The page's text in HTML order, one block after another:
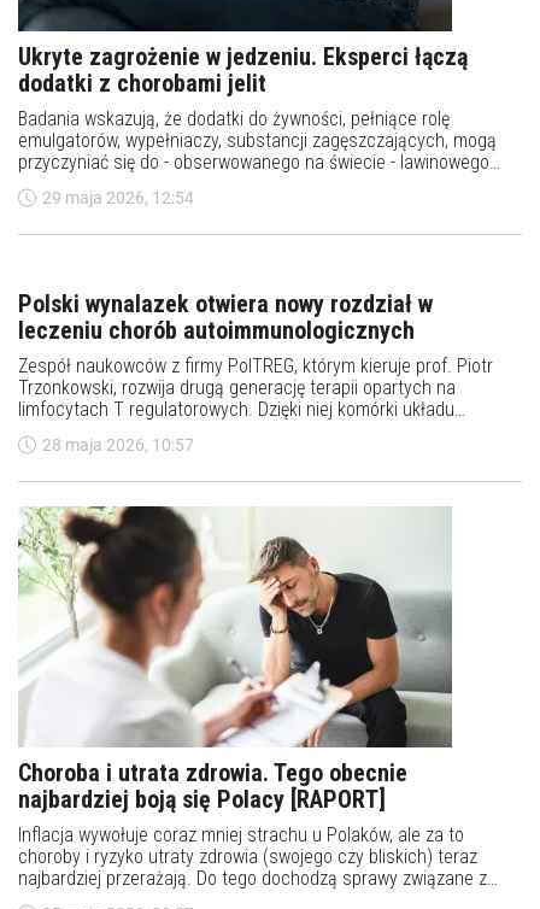
Ukryte zagrożenie w jedzeniu. Eksperci łączą
dodatki z chorobami jelit
Badania wskazują, że dodatki do żywności, pełniące rolę
emulgatorów, wypełniaczy, substancji zagęszczających, mogą
przyczyniać się do - obserwowanego na świecie - lawinowego
wzrostu zachorowań na nieswoiste choroby zapalne jelit –
podkreśla prof. Grażyna Rydzewska, wiceprezes Polskiego
29 maja 2026, 12:54
Polski wynalazek otwiera nowy rozdział w
leczeniu chorób autoimmunologicznych
Zespół naukowców z firmy PolTREG, którym kieruje prof. Piotr
Trzonkowski, rozwija drugą generację terapii opartych na
limfocytach T regulatorowych. Dzięki niej komórki układu
odpornościowego mają trafiać dokładnie do miejsca, w którym
rozwija się choroba autoimmunologiczna. Technologia ma
otrzymać ochronę patentową w USA.
28 maja 2026, 10:57